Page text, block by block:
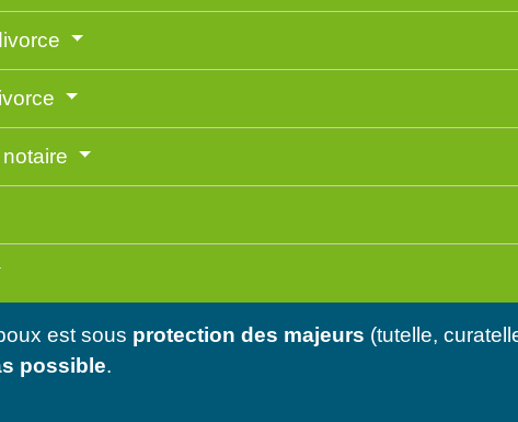
est sous protection des majeurs (tutelle,
possible.